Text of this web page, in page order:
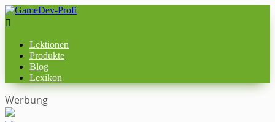

Lektionen
Produkte
Blog
Lexikon
Werbung